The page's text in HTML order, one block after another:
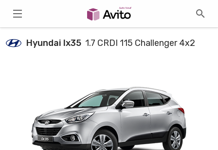
Hyundai Ix35 1.7 CRDI 115 Challenger 4x2